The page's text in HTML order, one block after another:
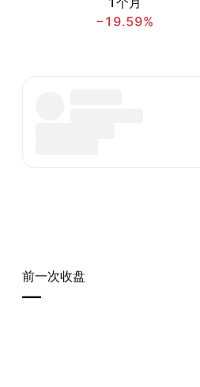
−19.59%
前一次收盘
—